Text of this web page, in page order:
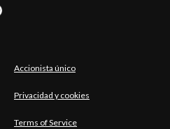
Accionista único
Privacidad y cookies
Terms of Service